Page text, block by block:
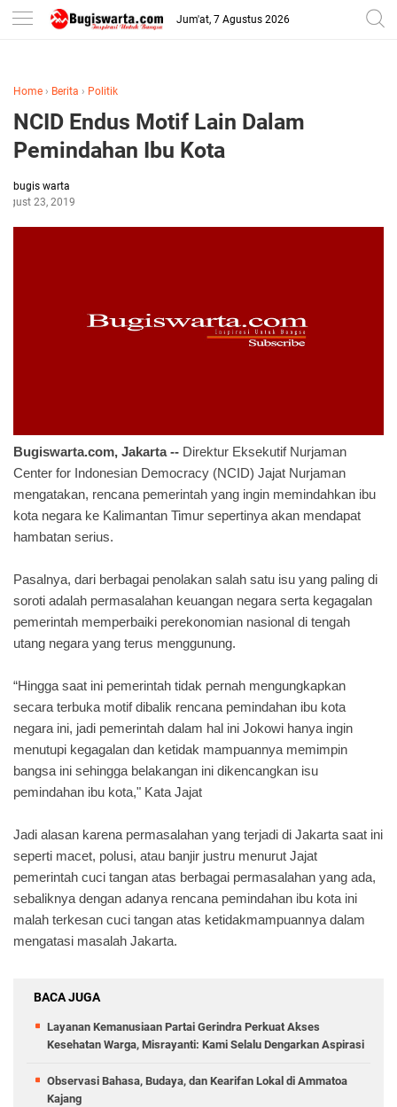
-->
Jum'at, 7 Agustus 2026
Home › Berita › Politik
NCID Endus Motif Lain Dalam
Pemindahan Ibu Kota
bugis warta
23, 2019
Bugiswarta.com, Jakarta -- Direktur Eksekutif Nurjaman
Center for Indonesian Democracy (NCID) Jajat Nurjaman
mengatakan, rencana pemerintah yang ingin memindahkan ibu
kota negara ke Kalimantan Timur sepertinya akan mendapat
hambatan serius.
Pasalnya, dari berbagai penolakan salah satu isu yang paling di
soroti adalah permasalahan keuangan negara serta kegagalan
pemerintah memperbaiki perekonomian nasional di tengah
utang negara yang terus menggunung.
“Hingga saat ini pemerintah tidak pernah mengungkapkan
secara terbuka motif dibalik rencana pemindahan ibu kota
negara ini, jadi pemerintah dalam hal ini Jokowi hanya ingin
menutupi kegagalan dan ketidak mampuannya memimpin
bangsa ini sehingga belakangan ini dikencangkan isu
pemindahan ibu kota," Kata Jajat
Jadi alasan karena permasalahan yang terjadi di Jakarta saat ini
seperti macet, polusi, atau banjir justru menurut Jajat
pemerintah cuci tangan atas berbagai permasalahan yang ada,
sebaliknya dengan adanya rencana pemindahan ibu kota ini
malah terkesan cuci tangan atas ketidakmampuannya dalam
mengatasi masalah Jakarta.
BACA JUGA
Layanan Kemanusiaan Partai Gerindra Perkuat Akses
Kesehatan Warga, Misrayanti: Kami Selalu Dengarkan Aspirasi
Observasi Bahasa, Budaya, dan Kearifan Lokal di Ammatoa
Kajang